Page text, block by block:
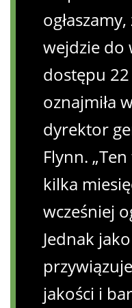
wejdzie do
dostępu
oznajmiła
dyrektor
Flynn.
kilka
wcześniej
Jednak
jakości i